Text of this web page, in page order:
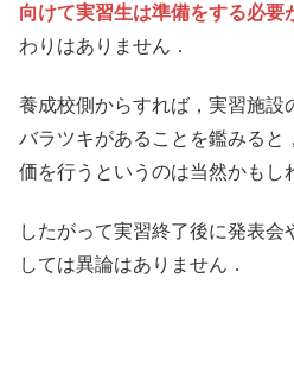
向けて実習生は準備をする必要
わりはありません．
養成校側からすれば，実習施設
バラツキがあることを鑑みると
価を行うというのは当然かもし
したがって実習終了後に発表会
しては異論はありません．